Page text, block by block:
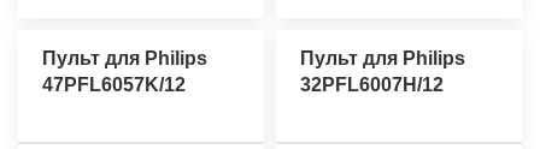
Пульт для Philips
47PFL6057K/12
Пульт для Philips
32PFL6007H/12